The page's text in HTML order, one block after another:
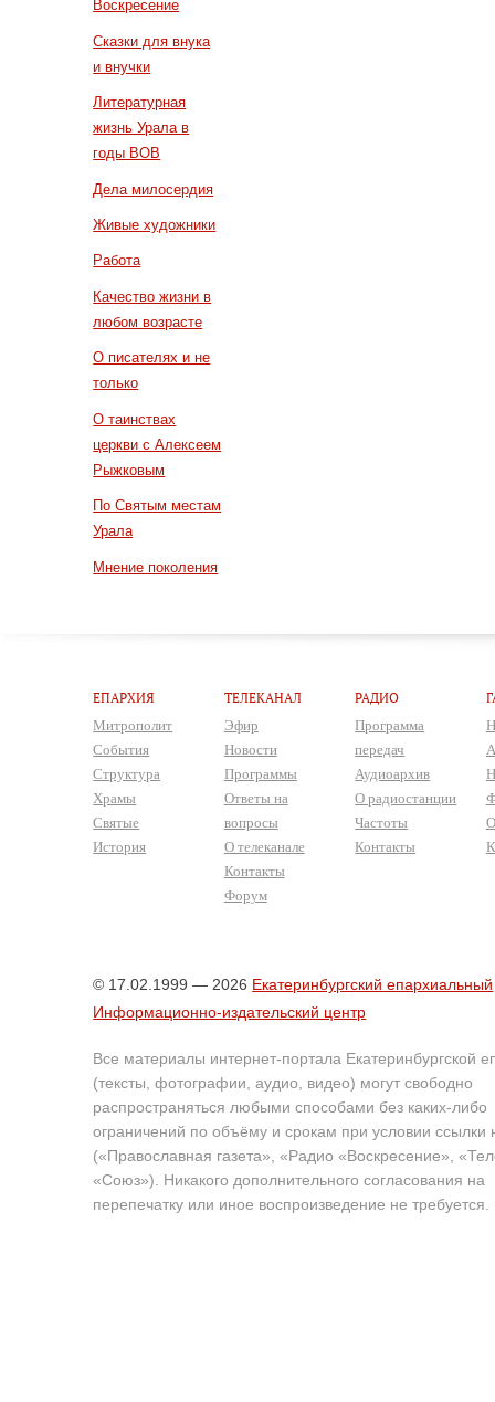
Воскресение
Сказки для внука
и внучки
Литературная
жизнь Урала в
годы ВОВ
Дела милосердия
Живые художники
Работа
Качество жизни в
любом возрасте
О писателях и не
только
О таинствах
церкви с Алексеем
Рыжковым
По Святым местам
Урала
Мнение поколения
ЕПАРХИЯ
Митрополит
События
Структура
Храмы
Святые
История
ТЕЛЕКАНАЛ
Эфир
Новости
Программы
Ответы на
вопросы
О телеканале
Контакты
Форум
РАДИО
Программа
передач
Аудиоархив
О радиостанции
Частоты
Контакты
© 17.02.1999 — 2026 Екатеринбургский епархиальный
Информационно-издательский центр
Все материалы интернет-портала Екатеринбургской
(тексты, фотографии, аудио, видео) могут свободно
распространяться любыми способами без каких-либо
ограничений по объёму и срокам при условии ссылки
(«Православная газета», «Радио «Воскресение»,
«Союз»). Никакого дополнительного согласования на
перепечатку или иное воспроизведение не требуется.